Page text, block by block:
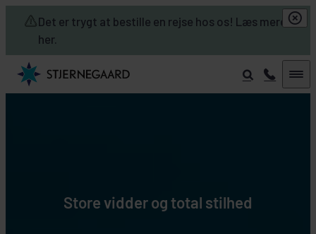
Det er trygt at bestille en rejse hos os! Læs mere
her.
Skip to main content
Store vidder og total stilhed